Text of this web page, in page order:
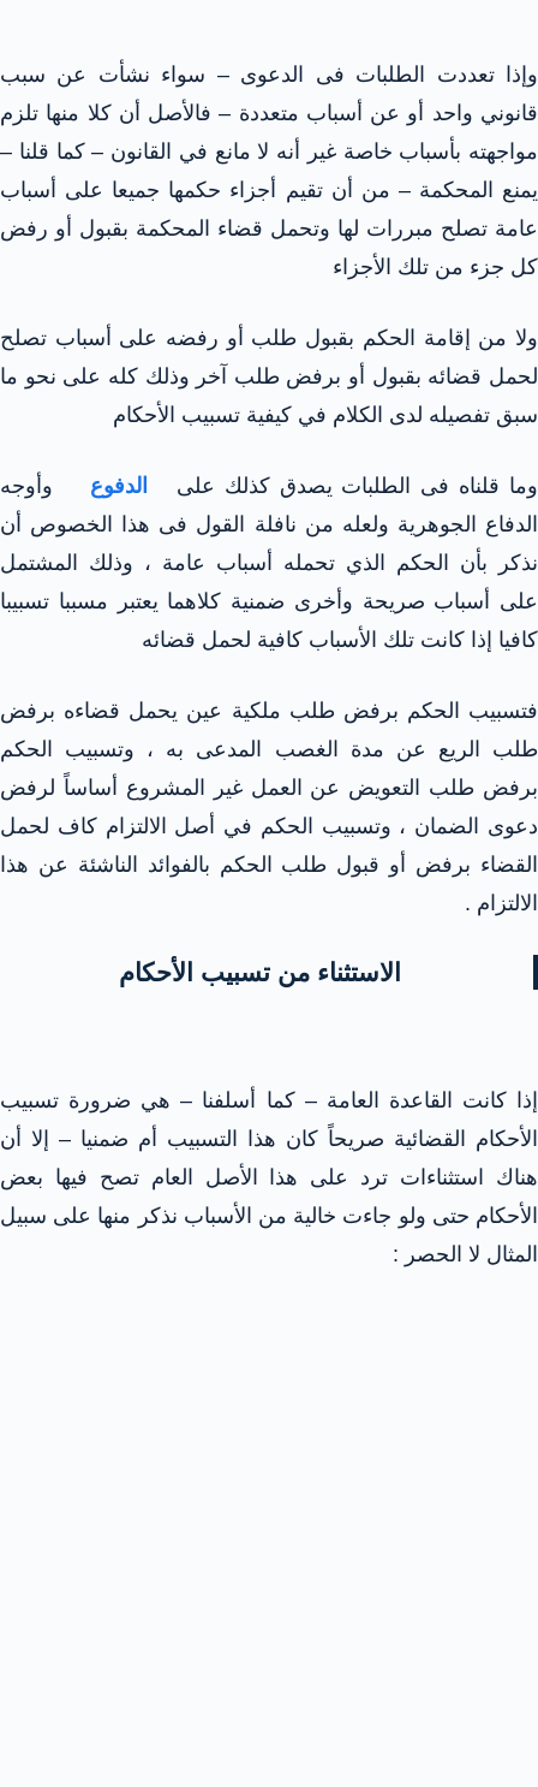
وإذا تعددت الطلبات فى الدعوى – سواء نشأت عن سبب
قانوني واحد أو عن أسباب متعددة – فالأصل أن كلا منها تلزم
مواجهته بأسباب خاصة غير أنه لا مانع في القانون – كما قلنا –
يمنع المحكمة – من أن تقيم أجزاء حكمها جميعا على أسباب
عامة تصلح مبررات لها وتحمل قضاء المحكمة بقبول أو رفض
كل جزء من تلك الأجزاء
ولا من إقامة الحكم بقبول طلب أو رفضه على أسباب تصلح
لحمل قضائه بقبول أو برفض طلب آخر وذلك كله على نحو ما
سبق تفصيله لدى الكلام في كيفية تسبيب الأحكام
وما قلناه فى الطلبات يصدق كذلك على الدفوع
وأوجه
الدفاع الجوهرية ولعله من نافلة القول فى هذا الخصوص أن
نذكر بأن الحكم الذي تحمله أسباب عامة ، وذلك المشتمل
على أسباب صريحة وأخرى ضمنية كلاهما يعتبر مسببا تسبيبا
كافيا إذا كانت تلك الأسباب كافية لحمل قضائه
فتسبيب الحكم برفض طلب ملكية عين يحمل قضاءه برفض
طلب الريع عن مدة الغصب المدعى به ، وتسبيب الحكم
برفض طلب التعويض عن العمل غير المشروع أساساً لرفض
دعوى الضمان ، وتسبيب الحكم في أصل الالتزام كاف لحمل
القضاء برفض أو قبول طلب الحكم بالفوائد الناشئة عن هذا
الالتزام .
الاستثناء من تسبيب الأحكام
إذا كانت القاعدة العامة – كما أسلفنا – هي ضرورة تسبيب
الأحكام القضائية صريحاً كان هذا التسبيب أم ضمنيا – إلا أن
هناك استثناءات ترد على هذا الأصل العام تصح فيها بعض
الأحكام حتى ولو جاءت خالية من الأسباب نذكر منها على سبيل
المثال لا الحصر :